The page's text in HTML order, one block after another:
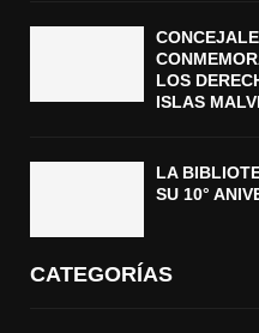
LOS
ISLAS
LA
SU 10°
CATEGORÍAS